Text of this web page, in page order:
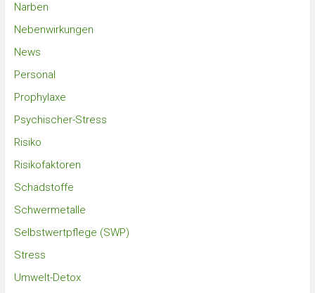
Narben
Nebenwirkungen
News
Personal
Prophylaxe
Psychischer-Stress
Risiko
Risikofaktoren
Schadstoffe
Schwermetalle
Selbstwertpflege (SWP)
Stress
Umwelt-Detox